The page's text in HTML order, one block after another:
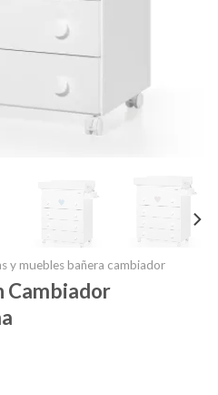
y muebles bañera cambiador
Cambiador